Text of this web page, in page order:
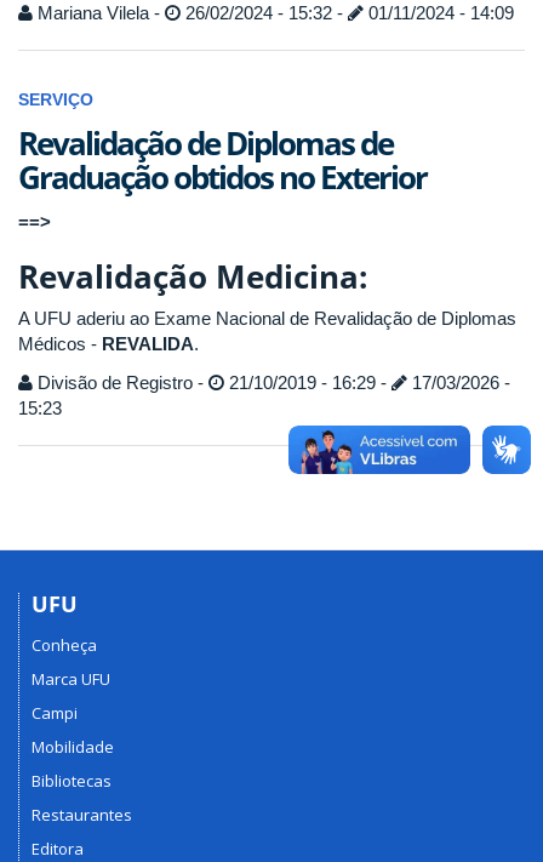
Mariana Vilela -
26/02/2024 - 15:32 - 01/11/2024 - 14:09
SERVIÇO
Revalidação de Diplomas de
Graduação obtidos no Exterior
==>
Revalidação Medicina:
A UFU aderiu ao Exame Nacional de Revalidação de Diplomas
Médicos - REVALIDA.
Divisão de Registro -
21/10/2019 - 16:29 -
17/03/2026 -
15:23
UFU
Conheça
Marca UFU
Campi
Mobilidade
Bibliotecas
Restaurantes
Editora